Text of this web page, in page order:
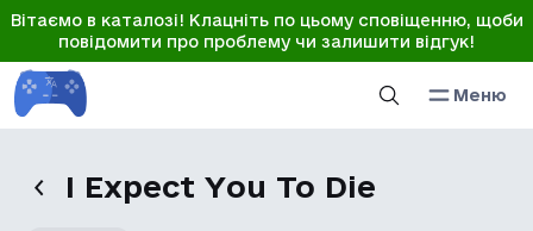
Вітаємо в каталозі! Клацніть по цьому сповіщенню, щоби
повідомити про проблему чи залишити відгук!
Меню
I Expect You To Die